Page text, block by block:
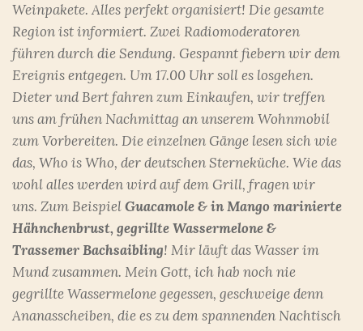
Weinpakete. Alles perfekt organisiert! Die gesamte
Region ist informiert. Zwei Radiomoderatoren
führen durch die Sendung. Gespannt fiebern wir dem
Ereignis entgegen. Um 17.00 Uhr soll es losgehen.
Dieter und Bert fahren zum Einkaufen, wir treffen
uns am frühen Nachmittag an unserem Wohnmobil
zum Vorbereiten. Die einzelnen Gänge lesen sich wie
das, Who is Who, der deutschen Sterneküche. Wie das
wohl alles werden wird auf dem Grill, fragen wir
uns. Zum BeispielGuacamole & in Mango marinierte
Hähnchenbrust,gegrillte Wassermelone &
Trassemer Bachsaibling! Mir läuft das Wasser im
Mund zusammen. Mein Gott, ich hab noch nie
gegrillte Wassermelone gegessen, geschweige denn
Ananasscheiben, die es zu dem spannenden Nachtisch